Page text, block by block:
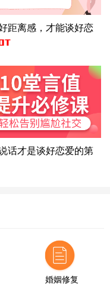
56分钟前
页面咨询，已获得专属情感
41分钟前
页面咨询，已获得专属情感
3分钟前
53分钟前
此页面咨询，已获得专属情
距离感，才能谈好恋
话才是谈好恋爱的第
婚姻修复